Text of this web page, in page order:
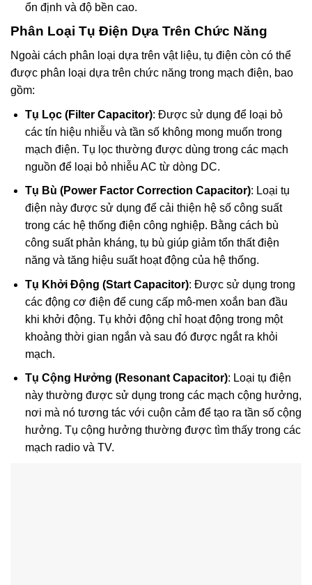
ổn định và độ bền cao.
Phân Loại Tụ Điện Dựa Trên Chức Năng
Ngoài cách phân loại dựa trên vật liệu, tụ điện còn có thể
được phân loại dựa trên chức năng trong mạch điện, bao
gồm:
Tụ Lọc (Filter Capacitor): Được sử dụng để loại bỏ
các tín hiệu nhiễu và tần số không mong muốn trong
mạch điện. Tụ lọc thường được dùng trong các mạch
nguồn để loại bỏ nhiễu AC từ dòng DC.
Tụ Bù (Power Factor Correction Capacitor): Loại tụ
điện này được sử dụng để cải thiện hệ số công suất
trong các hệ thống điện công nghiệp. Bằng cách bù
công suất phản kháng, tụ bù giúp giảm tổn thất điện
năng và tăng hiệu suất hoạt động của hệ thống.
Tụ Khởi Động (Start Capacitor): Được sử dụng trong
các động cơ điện để cung cấp mô-men xoắn ban đầu
khi khởi động. Tụ khởi động chỉ hoạt động trong một
khoảng thời gian ngắn và sau đó được ngắt ra khỏi
mạch.
Tụ Cộng Hưởng (Resonant Capacitor): Loại tụ điện
này thường được sử dụng trong các mạch cộng hưởng,
nơi mà nó tương tác với cuộn cảm để tạo ra tần số cộng
hưởng. Tụ cộng hưởng thường được tìm thấy trong các
mạch radio và TV.